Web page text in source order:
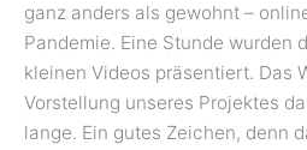
ganz anders als gewohnt –
Pandemie. Eine Stunde wurden
kleinen Videos präsentiert. Das
Vorstellung unseres Projektes
lange. Ein gutes Zeichen, denn